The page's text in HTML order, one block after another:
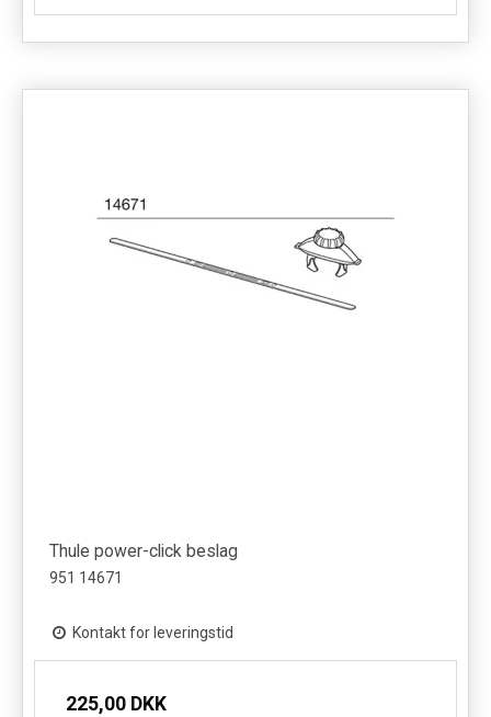
Thule power-click beslag
951 14671
Kontakt for leveringstid
225,00 DKK